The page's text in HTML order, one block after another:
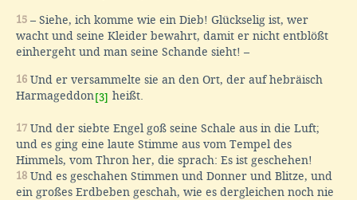
15 – Siehe, ich komme wie ein Dieb! Glückselig ist, wer
wacht und seine Kleider bewahrt, damit er nicht entblößt
einhergeht und man seine Schande sieht! –
16 Und er versammelte sie an den Ort, der auf hebräisch
Harmageddon [3] heißt.
17 Und der siebte Engel goß seine Schale aus in die Luft;
und es ging eine laute Stimme aus vom Tempel des
Himmels, vom Thron her, die sprach: Es ist geschehen!
18 Und es geschahen Stimmen und Donner und Blitze, und
ein großes Erdbeben geschah, wie es dergleichen noch nie